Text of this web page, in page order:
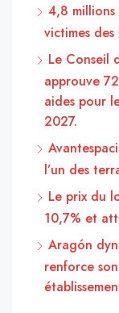
4,8
victimes des
Le Conseil
approuve
aides pour
2027.
l’un des
Le prix du
10,7% et
Aragón
renforce